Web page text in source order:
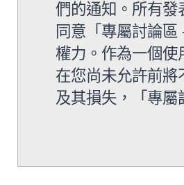
們的通知。所有發
同意「專屬討論
權力。作為一個使
在您尚未允許前
及其損失，「專屬